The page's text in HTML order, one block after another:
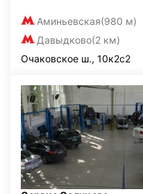
Аминьевская(980 м)
Давыдково(2 км)
Очаковское ш., 10к2с2